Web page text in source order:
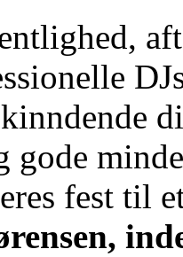
gode
fest til